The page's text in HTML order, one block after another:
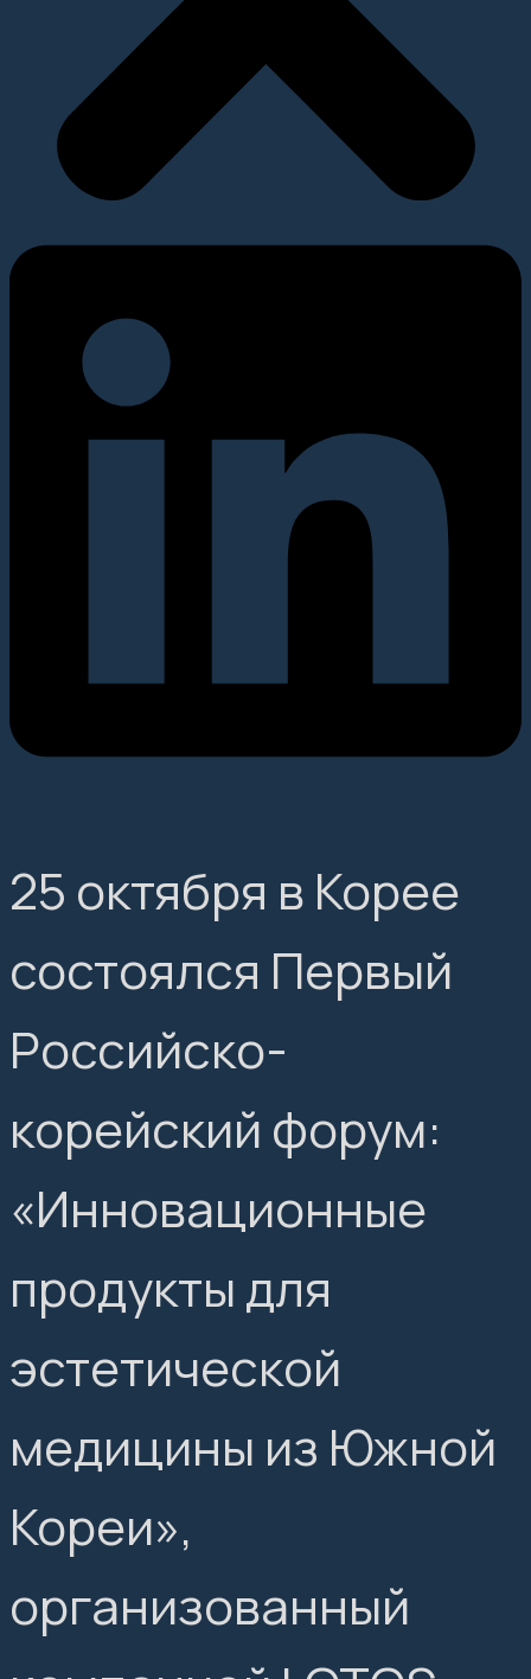
25 октября в Корее
состоялся Первый
Российско-
корейский форум:
«Инновационные
продукты для
эстетической
медицины из Южной
Кореи»,
организованный